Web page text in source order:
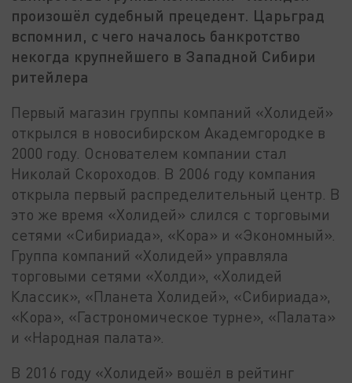
произошёл судебный прецедент. Царьград
вспомнил, с чего началось банкротство
некогда крупнейшего в Западной Сибири
ритейлера
Первый магазин группы компаний «Холидей»
открылся в новосибирском Академгородке в
2000 году. Основателем компании стал
Николай Скороходов. В 2006 году компания
открыла первый распределительный центр. В
это же время «Холидей» слился с торговыми
сетями «Сибириада», «Кора» и «Экономный».
Группа компаний «Холидей» управляла
торговыми сетями «Холди», «Холидей
Классик», «Планета Холидей», «Сибириада»,
«Кора», «Гастрономическое турне», «Палата»
и «Народная палата».
В 2016 году «Холидей» вошёл в рейтинг